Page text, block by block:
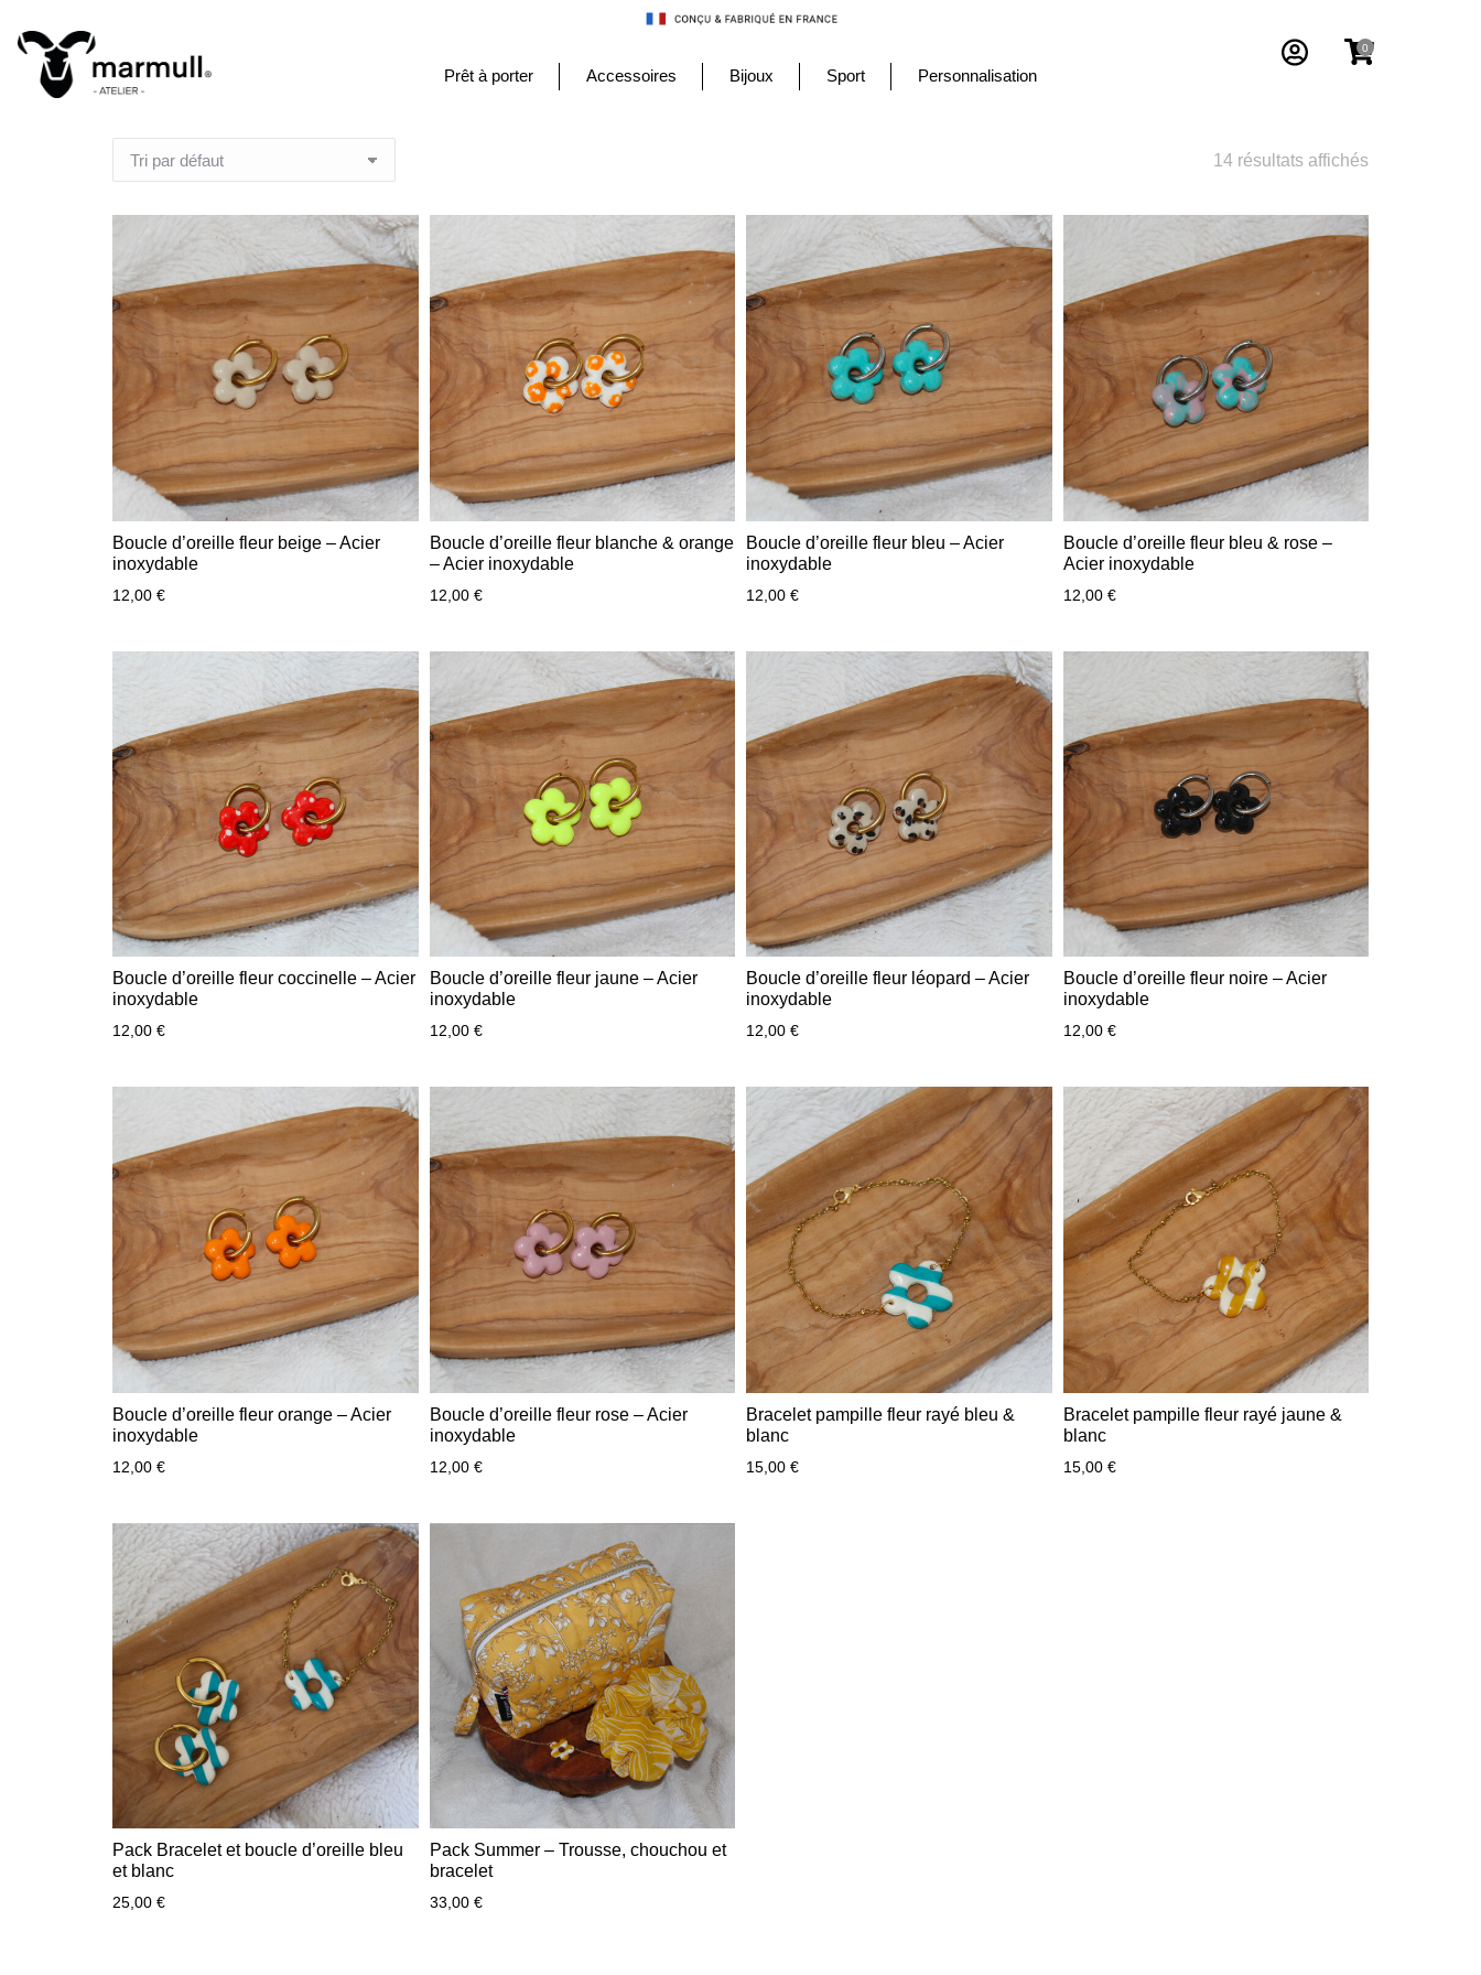
Prêt à porter Accessoires Bijoux Sport Personnalisation
14 résultats affichés
Boucle d’oreille fleur beige – Acier
inoxydable
12,00 €
Boucle d’oreille fleur blanche & orange
– Acier inoxydable
12,00 €
Boucle d’oreille fleur bleu – Acier
inoxydable
12,00 €
Boucle d’oreille fleur bleu & rose –
Acier inoxydable
12,00 €
Boucle d’oreille fleur coccinelle – Acier
inoxydable
12,00 €
Boucle d’oreille fleur jaune – Acier
inoxydable
12,00 €
Boucle d’oreille fleur léopard – Acier
inoxydable
12,00 €
Boucle d’oreille fleur noire – Acier
inoxydable
12,00 €
Boucle d’oreille fleur orange – Acier
inoxydable
12,00 €
Boucle d’oreille fleur rose – Acier
inoxydable
12,00 €
Bracelet pampille fleur rayé bleu &
blanc
15,00 €
Bracelet pampille fleur rayé jaune &
blanc
15,00 €
Pack Bracelet et boucle d’oreille bleu
et blanc
25,00 €
Pack Summer – Trousse, chouchou et
bracelet
33,00 €